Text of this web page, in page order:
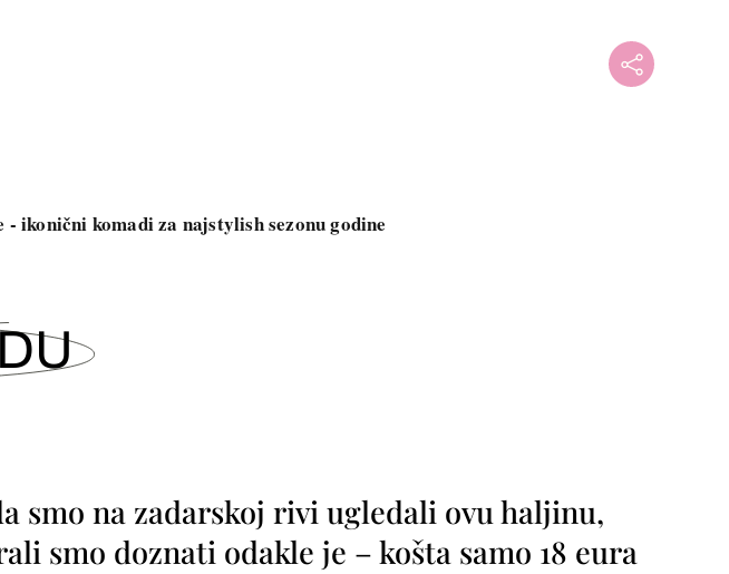
ikonični komadi za najstylish sezonu godine
smo na zadarskoj rivi ugledali ovu haljinu,
smo doznati odakle je – košta samo 18 eura